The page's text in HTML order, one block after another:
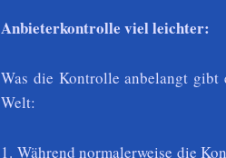
Anbieterkontrolle viel leichter:
Was die Kontrolle anbelangt gibt
Welt:
1. Während normalerweise die